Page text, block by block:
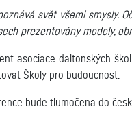
svět všemi smysly.
prezentovány modely,
asociace daltonských
Školy pro budoucnost.
bude tlumočena do